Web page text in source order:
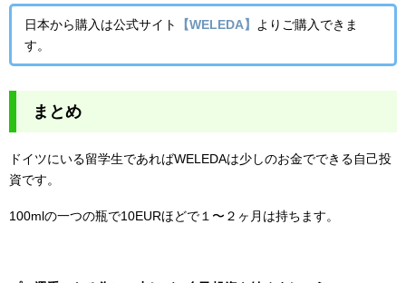
日本から購入は公式サイト 【WELEDA】
よりご購入できま
す。
まとめ
ドイツにいる留学生であればWELEDAは少しのお金でできる自己投
資です。
100mlの一つの瓶で10EURほどで１〜２ヶ月は持ちます。